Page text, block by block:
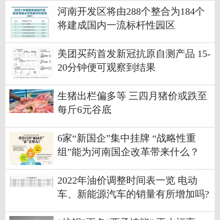
河南开发区将由288个整合为184个
将建成国内一流标杆性园区
美团买药首发新冠抗原自测产品 15-
20分钟便可观察到结果
生猪出栏偏多等 三四月猪价或跌至
每斤6元谷底
6家“新国企”集中挂牌 “战略性重
组”能为河南国企改革带来什么？
2022年油价调整时间表一览 电动
车、新能源汽车的销量有所增加吗?